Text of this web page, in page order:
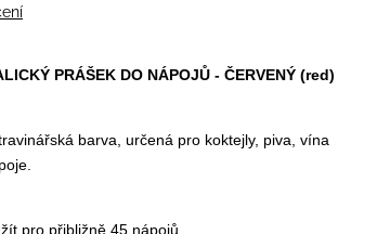
PRÁŠEK DO NÁPOJŮ - ČERVENÝ (red)
barva, určená pro koktejly, piva, vína
pro přibližně 45 nápojů